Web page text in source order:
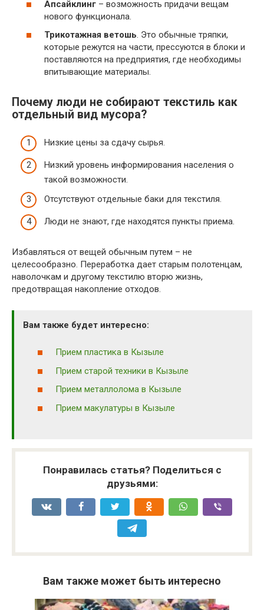
Апсайклинг – возможность придачи вещам
нового функционала.
Трикотажная ветошь. Это обычные тряпки,
которые режутся на части, прессуются в блоки и
поставляются на предприятия, где необходимы
впитывающие материалы.
Почему люди не собирают текстиль как
отдельный вид мусора?
Низкие цены за сдачу сырья.
Низкий уровень информирования населения о
такой возможности.
Отсутствуют отдельные баки для текстиля.
Люди не знают, где находятся пункты приема.
Избавляться от вещей обычным путем – не
целесообразно. Переработка дает старым полотенцам,
наволочкам и другому текстилю вторю жизнь,
предотвращая накопление отходов.
Вам также будет интересно:
Прием пластика в Кызыле
Прием старой техники в Кызыле
Прием металлолома в Кызыле
Прием макулатуры в Кызыле
Понравилась статья? Поделиться с
друзьями:
Вам также может быть интересно